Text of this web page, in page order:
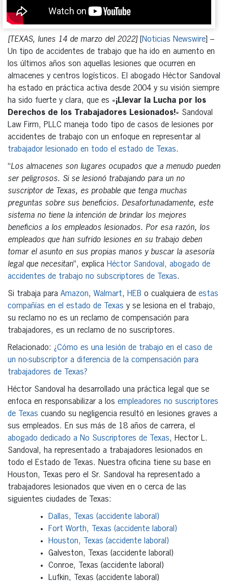
[TEXAS, lunes 14 de marzo del 2022][ Noticias Newswire ] –
Un tipo de accidentes de trabajo que ha ido en aumento en
los últimos años son aquellas lesiones que ocurren en
almacenes y centros logísticos. El abogado Héctor Sandoval
ha estado en práctica activa desde 2004 y su visión siempre
ha sido fuerte y clara, que es «¡Llevar la Lucha por los
Derechos de los Trabajadores Lesionados!» Sandoval
Law Firm, PLLC maneja todo tipo de casos de lesiones por
accidentes de trabajo con un enfoque en representar al
trabajador lesionado en todo el estado de Texas.
“Los almacenes son lugares ocupados que a menudo pueden
ser peligrosos. Si se lesionó trabajando para un no
suscriptor de Texas, es probable que tenga muchas
preguntas sobre sus beneficios. Desafortunadamente, este
sistema no tiene la intención de brindar los mejores
beneficios a los empleados lesionados. Por esa razón, los
empleados que han sufrido lesiones en su trabajo deben
tomar el asunto en sus propias manos y buscar la asesoría
legal que necesitan”, explica Héctor Sandoval, abogado de
accidentes de trabajo no subscriptores de Texas.
Si trabaja para Amazon, Walmart, HEB o cualquiera de estas
compañías en el estado de Texas y se lesiona en el trabajo,
su reclamo no es un reclamo de compensación para
trabajadores, es un reclamo de no suscriptores.
Relacionado: ¿Cómo es una lesión de trabajo en el caso de
un no-subscriptor a diferencia de la compensación para
trabajadores de Texas?
Héctor Sandoval ha desarrollado una práctica legal que se
enfoca en responsabilizar a los empleadores no suscriptores
de Texas cuando su negligencia resultó en lesiones graves a
sus empleados. En sus más de 18 años de carrera, el
abogado dedicado a No Suscriptores de Texas, Hector L.
Sandoval, ha representado a trabajadores lesionados en
todo el Estado de Texas. Nuestra oficina tiene su base en
Houston, Texas pero el Sr. Sandoval ha representado a
trabajadores lesionados que viven en o cerca de las
siguientes ciudades de Texas:
Dallas, Texas (accidente laboral)
Fort Worth, Texas (accidente laboral)
Houston, Texas (accidente laboral)
Galveston, Texas (accidente laboral)
Conroe, Texas (accidente laboral)
Lufkin, Texas (accidente laboral)